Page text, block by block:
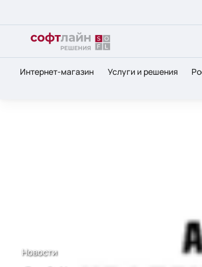
Интернет-магазин Услуги и решения
Softline
Новости